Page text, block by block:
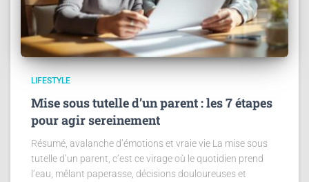
LIFESTYLE
Mise sous tutelle d’un parent : les 7 étapes
pour agir sereinement
Résumé, avalanche d’émotions et vraie vie La mise sous
tutelle d’un parent, c’est ce virage où le quotidien prend
l’eau, mêlant paperasse, décisions douloureuses et